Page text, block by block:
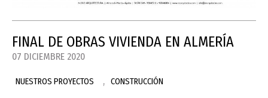
FINAL DE OBRAS VIVIENDA EN ALMERÍA
07 DICIEMBRE 2020
NUESTROS PROYECTOS , CONSTRUCCIÓN